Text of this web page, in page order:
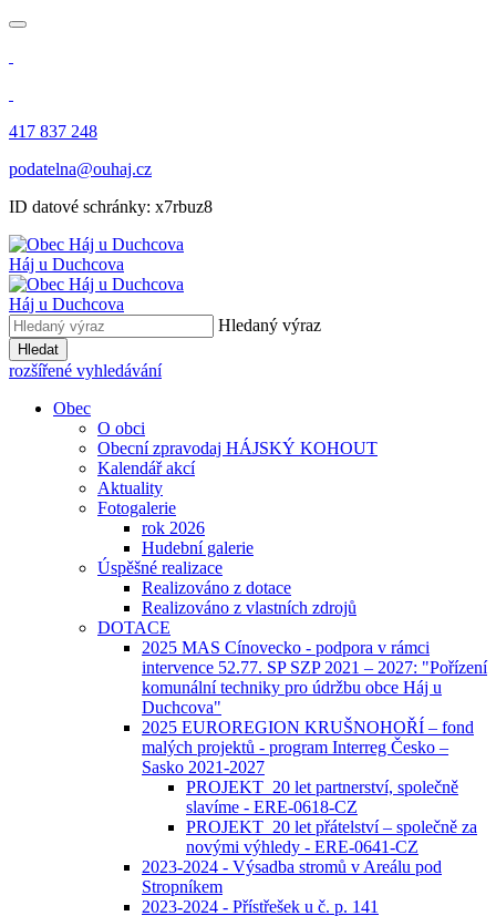
417 837 248
podatelna@ouhaj.cz
ID datové schránky: x7rbuz8
Háj u Duchcova
Háj u Duchcova
Hledaný výraz
Hledat
rozšířené vyhledávání
Obec
O obci
Obecní zpravodaj HÁJSKÝ KOHOUT
Kalendář akcí
Aktuality
Fotogalerie
rok 2026
Hudební galerie
Úspěšné realizace
Realizováno z dotace
Realizováno z vlastních zdrojů
DOTACE
2025 MAS Cínovecko - podpora v rámci
intervence 52.77. SP SZP 2021 – 2027: "Pořízení
komunální techniky pro údržbu obce Háj u
Duchcova"
2025 EUROREGION KRUŠNOHOŘÍ – fond
malých projektů - program Interreg Česko –
Sasko 2021-2027
PROJEKT_20 let partnerství, společně
slavíme - ERE-0618-CZ
PROJEKT_20 let přátelství – společně za
novými výhledy - ERE-0641-CZ
2023-2024 - Výsadba stromů v Areálu pod
Stropníkem
2023-2024 - Přístřešek u č. p. 141